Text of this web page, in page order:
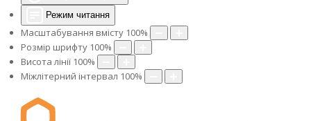
Режим читання
Масштабування вмісту 100%
Розмір шрифту 100%
Висота лінії 100%
Міжлітерний інтервал 100%